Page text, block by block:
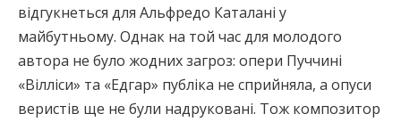
відгукнеться для Альфредо Каталані у
майбутньому. Однак на той час для молодого
автора не було жодних загроз: опери Пуччині
«Вілліси» та «Едгар» публіка не сприйняла, а опуси
веристів ще не були надруковані. Тож композитор